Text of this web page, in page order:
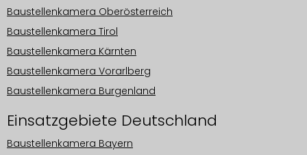
Baustellenkamera Oberösterreich
Baustellenkamera Tirol
Baustellenkamera Kärnten
Baustellenkamera Vorarlberg
Baustellenkamera Burgenland
Einsatzgebiete Deutschland
Baustellenkamera Bayern